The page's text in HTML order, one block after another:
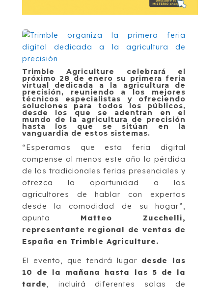
Trimble Agriculture celebrará el
próximo 28 de enero su primera feria
virtual dedicada a la agricultura de
precisión, reuniendo a los mejores
técnicos especialistas y ofreciendo
soluciones para todos los públicos,
desde los que se adentran en el
mundo de la agricultura de precisión
hasta los que se sitúan en la
vanguardia de estos sistemas.
“Esperamos que esta feria digital
compense al menos este año la pérdida
de las tradicionales ferias presenciales y
ofrezca la oportunidad a los
agricultores de hablar con expertos
desde la comodidad de su hogar”,
apunta Matteo Zucchelli,
representante regional de ventas de
España en Trimble Agriculture.
El evento, que tendrá lugar desde las
10 de la mañana hasta las 5 de la
tarde, incluirá diferentes salas de